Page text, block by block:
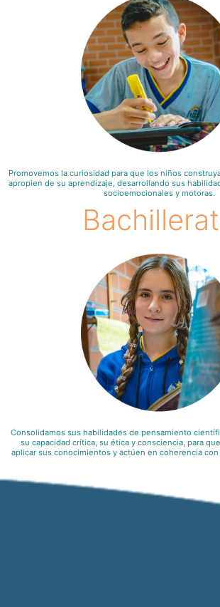
Promovemos la curiosidad para que los niños
apropien de su aprendizaje, desarrollando sus
socioemocionales y motoras.
Consolidamos sus habilidades de pensamiento
su capacidad crítica, su ética y consciencia, para
aplicar sus conocimientos y actúen en coherencia